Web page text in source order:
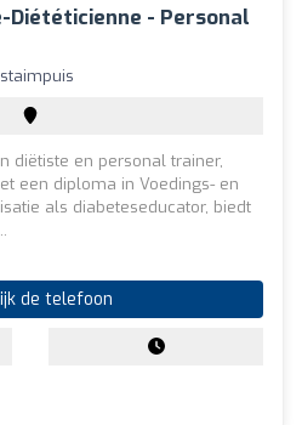
Diététicienne - Personal
diëtiste en personal trainer,
een diploma in Voedings- en
als diabeteseducator, biedt
de telefoon